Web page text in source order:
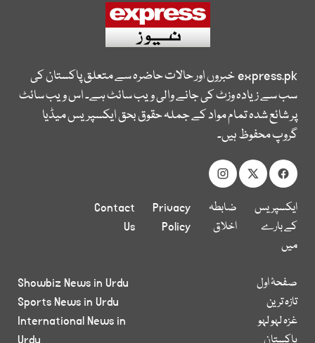
express.pkخبروں اور حالات حاضرہ سے متعلق پاکستان کی
سب سے زیادہ وزٹ کی جانے والی ویب سائٹ ہے۔ اس ویب سائٹ
پر شائع شدہ تمام مواد کے جملہ حقوق بحق ایکسپریس میڈیا
گروپ محفوظ ہیں۔
ایکسپریس
کے بارے
میں
ضابطہ
اخلاق
Privacy
Policy
Contact
Us
صفحۂ اول
تازہ ترین
غزہ لہو لہو
Showbiz News in Urdu
Sports News in Urdu
International News in